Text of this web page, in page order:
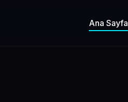
Ana Sayfa